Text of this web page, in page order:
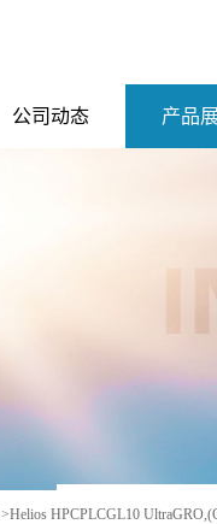
公司动态 产品
>Helios HPCPLCGL10